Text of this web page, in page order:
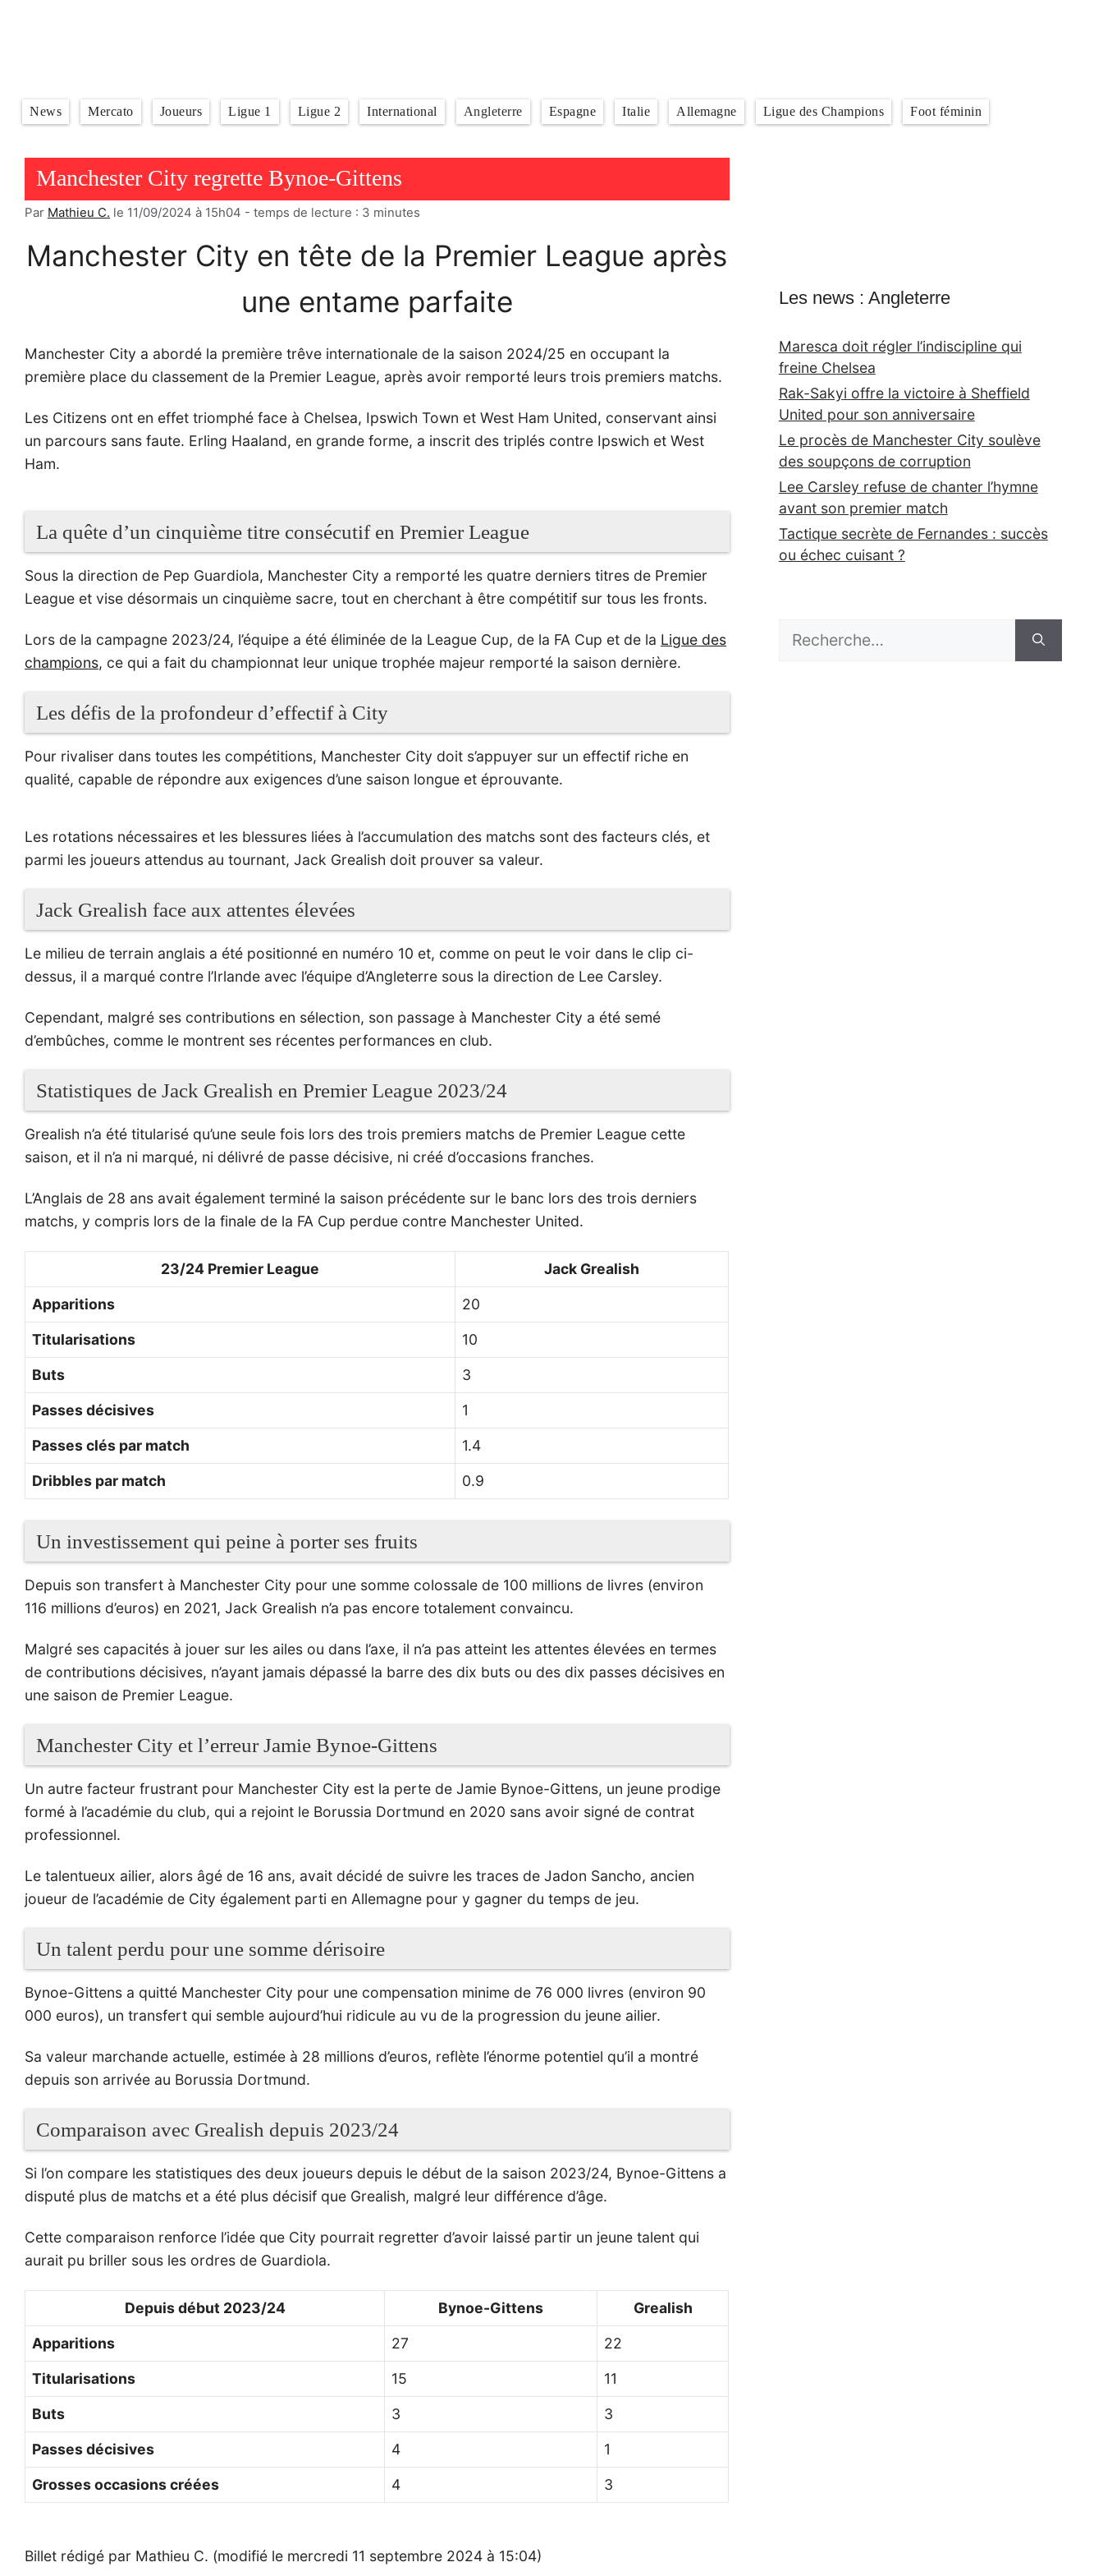
News Mercato Joueurs Ligue 1 Ligue 2 International Angleterre Espagne Italie Allemagne Ligue des Champions Foot féminin
Manchester City regrette Bynoe-Gittens
Par Mathieu C. le 11/09/2024 à 15h04 - temps de lecture : 3 minutes
Manchester City en tête de la Premier League après
une entame parfaite
Manchester City a abordé la première trêve internationale de la saison 2024/25 en occupant la
première place du classement de la Premier League, après avoir remporté leurs trois premiers matchs.
Les Citizens ont en effet triomphé face à Chelsea, Ipswich Town et West Ham United, conservant ainsi
un parcours sans faute. Erling Haaland, en grande forme, a inscrit des triplés contre Ipswich et West
Ham.
La quête d’un cinquième titre consécutif en Premier League
Sous la direction de Pep Guardiola, Manchester City a remporté les quatre derniers titres de Premier
League et vise désormais un cinquième sacre, tout en cherchant à être compétitif sur tous les fronts.
Lors de la campagne 2023/24, l’équipe a été éliminée de la League Cup, de la FA Cup et de la Ligue des
champions, ce qui a fait du championnat leur unique trophée majeur remporté la saison dernière.
Les défis de la profondeur d’effectif à City
Pour rivaliser dans toutes les compétitions, Manchester City doit s’appuyer sur un effectif riche en
qualité, capable de répondre aux exigences d’une saison longue et éprouvante.
Les rotations nécessaires et les blessures liées à l’accumulation des matchs sont des facteurs clés, et
parmi les joueurs attendus au tournant, Jack Grealish doit prouver sa valeur.
Jack Grealish face aux attentes élevées
Le milieu de terrain anglais a été positionné en numéro 10 et, comme on peut le voir dans le clip ci-
dessus, il a marqué contre l’Irlande avec l’équipe d’Angleterre sous la direction de Lee Carsley.
Cependant, malgré ses contributions en sélection, son passage à Manchester City a été semé
d’embûches, comme le montrent ses récentes performances en club.
Statistiques de Jack Grealish en Premier League 2023/24
Grealish n’a été titularisé qu’une seule fois lors des trois premiers matchs de Premier League cette
saison, et il n’a ni marqué, ni délivré de passe décisive, ni créé d’occasions franches.
L’Anglais de 28 ans avait également terminé la saison précédente sur le banc lors des trois derniers
matchs, y compris lors de la finale de la FA Cup perdue contre Manchester United.
23/24 Premier League Jack Grealish
Apparitions 20
Titularisations 10
Buts 3
Passes décisives 1
Passes clés par match 1.4
Dribbles par match 0.9
Un investissement qui peine à porter ses fruits
Depuis son transfert à Manchester City pour une somme colossale de 100 millions de livres (environ
116 millions d’euros) en 2021, Jack Grealish n’a pas encore totalement convaincu.
Malgré ses capacités à jouer sur les ailes ou dans l’axe, il n’a pas atteint les attentes élevées en termes
de contributions décisives, n’ayant jamais dépassé la barre des dix buts ou des dix passes décisives en
une saison de Premier League.
Manchester City et l’erreur Jamie Bynoe-Gittens
Un autre facteur frustrant pour Manchester City est la perte de Jamie Bynoe-Gittens, un jeune prodige
formé à l’académie du club, qui a rejoint le Borussia Dortmund en 2020 sans avoir signé de contrat
professionnel.
Le talentueux ailier, alors âgé de 16 ans, avait décidé de suivre les traces de Jadon Sancho, ancien
joueur de l’académie de City également parti en Allemagne pour y gagner du temps de jeu.
Un talent perdu pour une somme dérisoire
Bynoe-Gittens a quitté Manchester City pour une compensation minime de 76 000 livres (environ 90
000 euros), un transfert qui semble aujourd’hui ridicule au vu de la progression du jeune ailier.
Sa valeur marchande actuelle, estimée à 28 millions d’euros, reflète l’énorme potentiel qu’il a montré
depuis son arrivée au Borussia Dortmund.
Comparaison avec Grealish depuis 2023/24
Si l’on compare les statistiques des deux joueurs depuis le début de la saison 2023/24, Bynoe-Gittens a
disputé plus de matchs et a été plus décisif que Grealish, malgré leur différence d’âge.
Cette comparaison renforce l’idée que City pourrait regretter d’avoir laissé partir un jeune talent qui
aurait pu briller sous les ordres de Guardiola.
Depuis début 2023/24 Bynoe-Gittens Grealish
Apparitions 27 22
Titularisations 15 11
Buts 3 3
Passes décisives 4 1
Grosses occasions créées 4 3
Billet rédigé par Mathieu C. (modifié le mercredi 11 septembre 2024 à 15:04)
Les news : Angleterre
Maresca doit régler l’indiscipline qui
freine Chelsea
Rak-Sakyi offre la victoire à Sheffield
United pour son anniversaire
Le procès de Manchester City soulève
des soupçons de corruption
Lee Carsley refuse de chanter l’hymne
avant son premier match
Tactique secrète de Fernandes : succès
ou échec cuisant ?